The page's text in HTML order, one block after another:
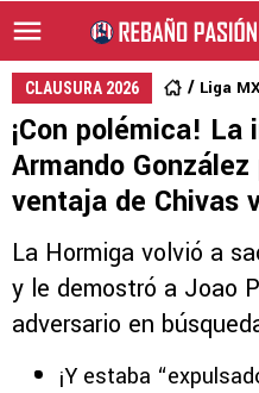
CLAUSURA 2026 Liga
¡Con polémica!
Armando
ventaja de Chivas
La Hormiga volvió a
y le demostró a Joao
adversario en
¡Y estaba